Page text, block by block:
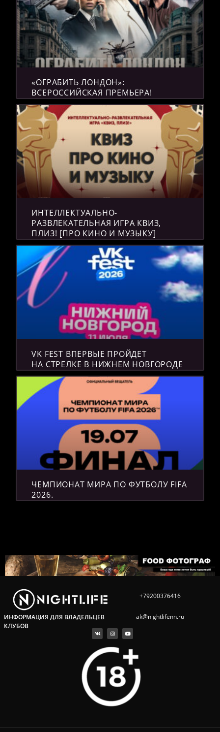
«ОГРАБИТЬ ЛОНДОН»:
ВСЕРОССИЙСКАЯ ПРЕМЬЕРА!
ИНТЕЛЛЕКТУАЛЬНО-
РАЗВЛЕКАТЕЛЬНАЯ ИГРА КВИЗ,
ПЛИЗ! [ПРО КИНО И МУЗЫКУ]
VK FEST ВПЕРВЫЕ ПРОЙДЕТ
НА СТРЕЛКЕ В НИЖНЕМ НОВГОРОДЕ
ЧЕМПИОНАТ МИРА ПО ФУТБОЛУ FIFA
2026.
ИНФОРМАЦИЯ ДЛЯ ВЛАДЕЛЬЦЕВ
КЛУБОВ
+79200376416
ak@nightlifenn.ru